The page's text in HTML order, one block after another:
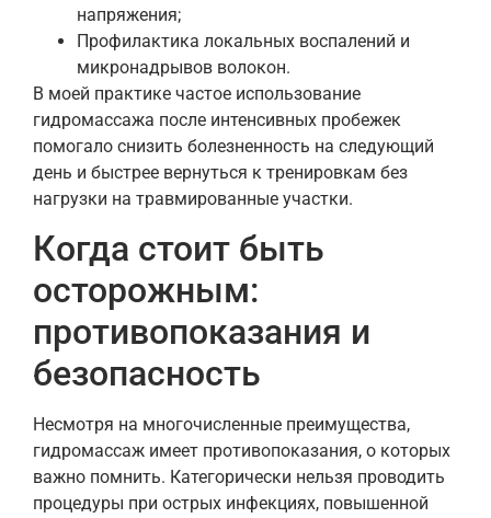
напряжения;
Профилактика локальных воспалений и
микронадрывов волокон.
В моей практике частое использование
гидромассажа после интенсивных пробежек
помогало снизить болезненность на следующий
день и быстрее вернуться к тренировкам без
нагрузки на травмированные участки.
Когда стоит быть
осторожным:
противопоказания и
безопасность
Несмотря на многочисленные преимущества,
гидромассаж имеет противопоказания, о которых
важно помнить. Категорически нельзя проводить
процедуры при острых инфекциях, повышенной